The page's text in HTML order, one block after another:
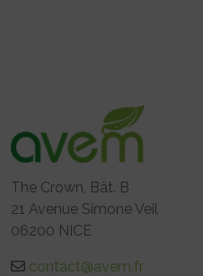
The Crown, Bât. B
21 Avenue Simone Veil
06200 NICE
contact@avem.fr